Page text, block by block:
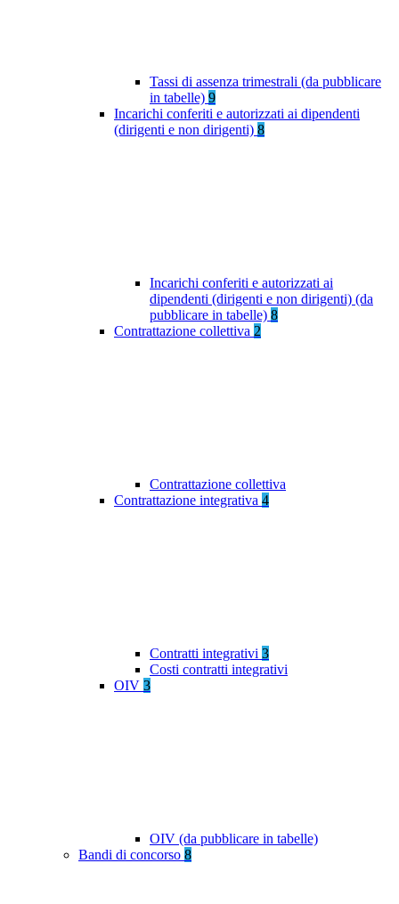
Tassi di assenza trimestrali (da pubblicare
in tabelle) 9
Incarichi conferiti e autorizzati ai dipendenti
(dirigenti e non dirigenti) 8
Incarichi conferiti e autorizzati ai
dipendenti (dirigenti e non dirigenti) (da
pubblicare in tabelle) 8
Contrattazione collettiva 2
Contrattazione collettiva
Contrattazione integrativa 4
Contratti integrativi 3
Costi contratti integrativi
OIV 3
OIV (da pubblicare in tabelle)
Bandi di concorso 8